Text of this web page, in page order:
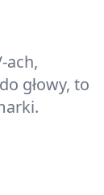
ach,
głowy, to